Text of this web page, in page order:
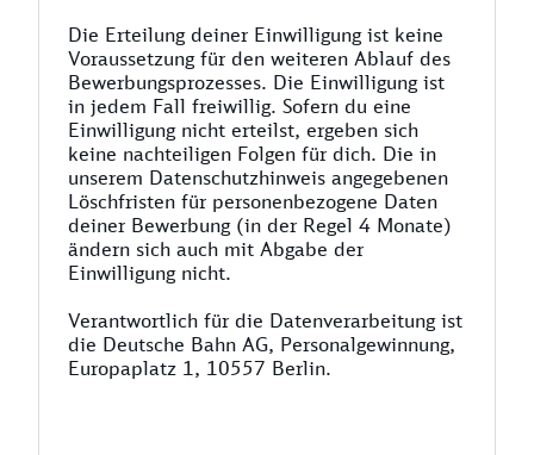
Die Erteilung deiner Einwilligung ist keine
Voraussetzung für den weiteren Ablauf des
Bewerbungsprozesses. Die Einwilligung ist
in jedem Fall freiwillig. Sofern du eine
Einwilligung nicht erteilst, ergeben sich
keine nachteiligen Folgen für dich. Die in
unserem Datenschutzhinweis angegebenen
Löschfristen für personenbezogene Daten
deiner Bewerbung (in der Regel 4 Monate)
ändern sich auch mit Abgabe der
Einwilligung nicht.
Verantwortlich für die Datenverarbeitung ist
die Deutsche Bahn AG, Personalgewinnung,
Europaplatz 1, 10557 Berlin.